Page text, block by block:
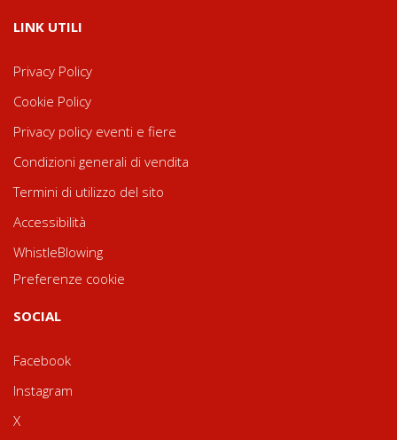
LINK UTILI
Privacy Policy
Cookie Policy
Privacy policy eventi e fiere
Condizioni generali di vendita
Termini di utilizzo del sito
Accessibilità
WhistleBlowing
Preferenze cookie
SOCIAL
Facebook
Instagram
X